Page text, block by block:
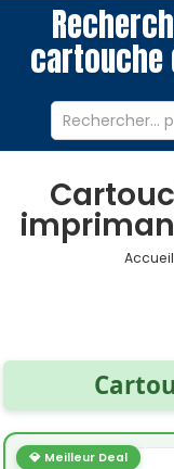
cartouche
Accueil
💎 Meilleur Deal